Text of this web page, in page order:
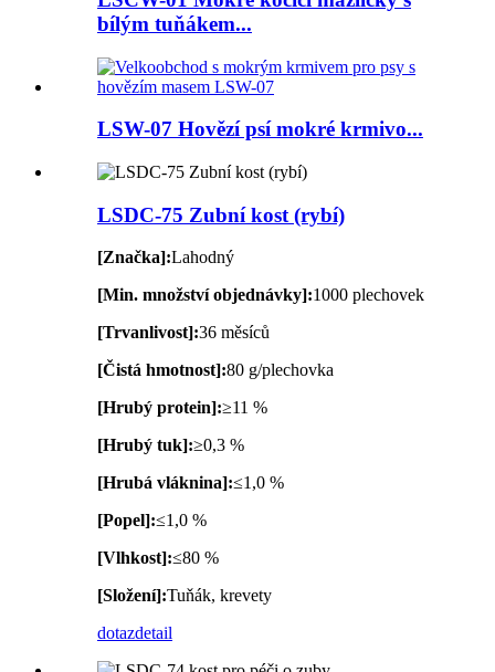
bílým tuňákem...
LSW-07 Hovězí psí mokré krmivo...
LSDC-75 Zubní kost (rybí)
[Značka]:Lahodný
[Min. množství objednávky]:1000 plechovek
[Trvanlivost]:36 měsíců
[Čistá hmotnost]:80 g/plechovka
[Hrubý protein]:≥11 %
[Hrubý tuk]:≥0,3 %
[Hrubá vláknina]:≤1,0 %
[Popel]:≤1,0 %
[Vlhkost]:≤80 %
[Složení]:Tuňák, krevety
dotazdetail